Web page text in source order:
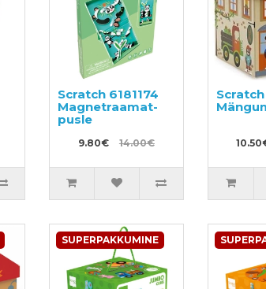
Scratch 6181174
Magnetraamat-
pusle
9.80€ 14.00€
Scratch
SUPERPAKKUMINE